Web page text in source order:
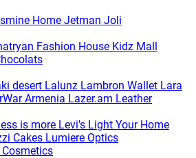
Home Jetman Joli
Fashion House Kidz Mall
desert Lalunz Lambron Wallet Lara
Armenia Lazer.am Leather
is more Levi's Light Your Home
Cakes Lumiere Optics
Cosmetics